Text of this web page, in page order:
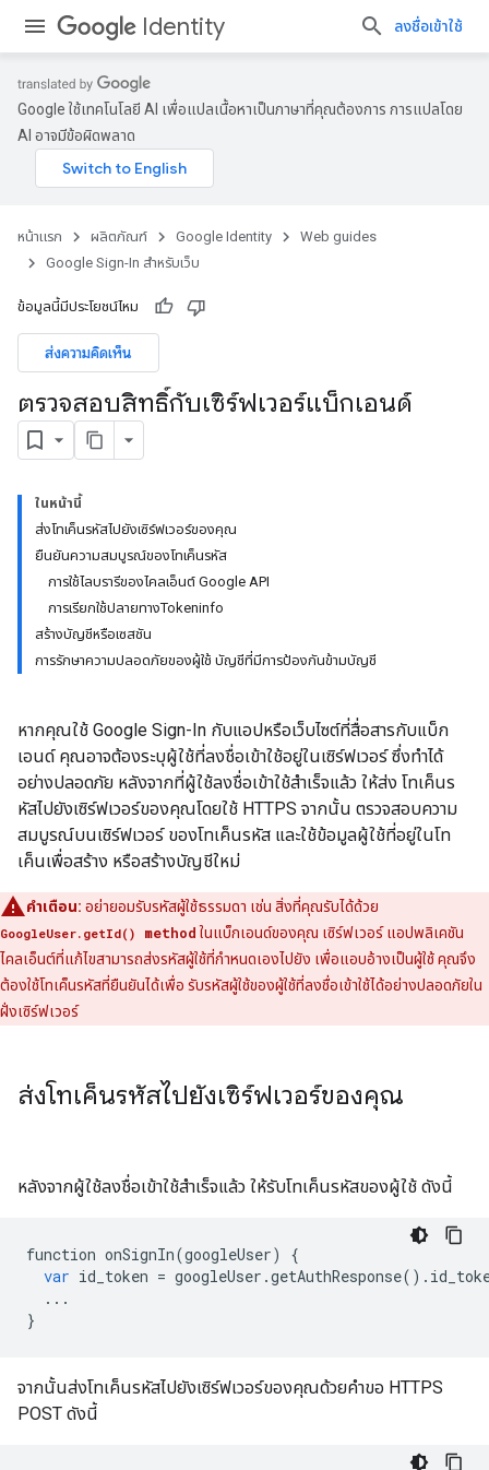
Identity ลงชื่อเข้าใช้
Google ใช้เทคโนโลยี AI เพื่อแปลเนื้อหาเป็นภาษาที่คุณต้องการ การแปลโดย
AI อาจมีข้อผิดพลาด
หน้าแรก ผลิตภัณฑ์ Google Identity
Web guides
Google Sign-In สำหรับเว็บ
ข้อมูลนี้มีประโยชน์ไหม
ส่งความคิดเห็น
ตรวจสอบสิทธิ์กับเซิร์ฟเวอร์แบ็กเอนด์
ในหน้านี้
ส่งโทเค็นรหัสไปยังเซิร์ฟเวอร์ของคุณ
ยืนยันความสมบูรณ์ของโทเค็นรหัส
การใช้ไลบรารีของไคลเอ็นต์ Google API
การเรียกใช้ปลายทางTokeninfo
สร้างบัญชีหรือเซสชัน
การรักษาความปลอดภัยของผู้ใช้ บัญชีที่มีการป้องกันข้ามบัญชี
หากคุณใช้ Google Sign-In กับแอปหรือเว็บไซต์ที่สื่อสารกับแบ็ก
เอนด์ คุณอาจต้องระบุผู้ใช้ที่ลงชื่อเข้าใช้อยู่ในเซิร์ฟเวอร์ ซึ่งทำได้
อย่างปลอดภัย หลังจากที่ผู้ใช้ลงชื่อเข้าใช้สำเร็จแล้ว ให้ส่ง โทเค็นร
หัสไปยังเซิร์ฟเวอร์ของคุณโดยใช้ HTTPS จากนั้น ตรวจสอบความ
สมบูรณ์บนเซิร์ฟเวอร์ ของโทเค็นรหัส และใช้ข้อมูลผู้ใช้ที่อยู่ในโท
เค็นเพื่อสร้าง หรือสร้างบัญชีใหม่
คำเตือน: อย่ายอมรับรหัสผู้ใช้ธรรมดา เช่น สิ่งที่คุณรับได้ด้วย
GoogleUser.getId() method ในแบ็กเอนด์ของคุณ เซิร์ฟเวอร์ แอปพลิเคชัน
ไคลเอ็นต์ที่แก้ไขสามารถส่งรหัสผู้ใช้ที่กำหนดเองไปยัง เพื่อแอบอ้างเป็นผู้ใช้ คุณจึง
ต้องใช้โทเค็นรหัสที่ยืนยันได้เพื่อ รับรหัสผู้ใช้ของผู้ใช้ที่ลงชื่อเข้าใช้ได้อย่างปลอดภัยใน
ฝั่งเซิร์ฟเวอร์
ส่งโทเค็นรหัสไปยังเซิร์ฟเวอร์ของคุณ
หลังจากผู้ใช้ลงชื่อเข้าใช้สำเร็จแล้ว ให้รับโทเค็นรหัสของผู้ใช้ ดังนี้
function onSignIn(googleUser)
{
var id_token = googleUser .getAuthResponse() .
...
}
จากนั้นส่งโทเค็นรหัสไปยังเซิร์ฟเวอร์ของคุณด้วยคำขอ HTTPS
POST ดังนี้